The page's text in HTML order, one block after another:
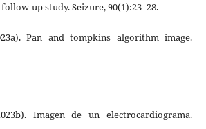
up study. Seizure, 90(1):23–28.
Pan and tompkins algorithm image.
Imagen de un electrocardiograma.